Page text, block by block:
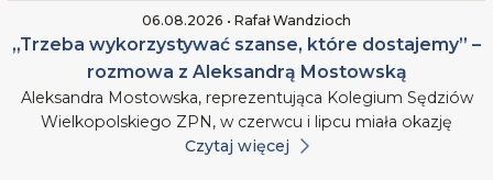
06.08.2026 • Rafał Wandzioch
„Trzeba wykorzystywać szanse, które dostajemy” –
rozmowa z Aleksandrą Mostowską
Aleksandra Mostowska, reprezentująca Kolegium Sędziów
Wielkopolskiego ZPN, w czerwcu i lipcu miała okazję
Czytaj więcej